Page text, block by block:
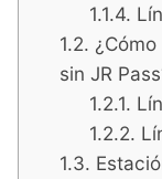
sin JR